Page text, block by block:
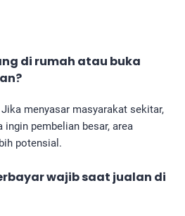
di rumah atau buka
menyasar masyarakat sekitar,
ingin pembelian besar, area
potensial.
wajib saat jualan di